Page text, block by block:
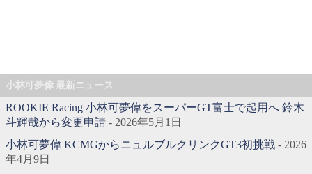
小林可夢偉 最新ニュース
ROOKIE Racing 小林可夢偉をスーパーGT富士で起用へ 鈴木
斗輝哉から変更申請 - 2026年5月1日
小林可夢偉 KCMGからニュルブルクリンクGT3初挑戦 - 2026
年4月9日